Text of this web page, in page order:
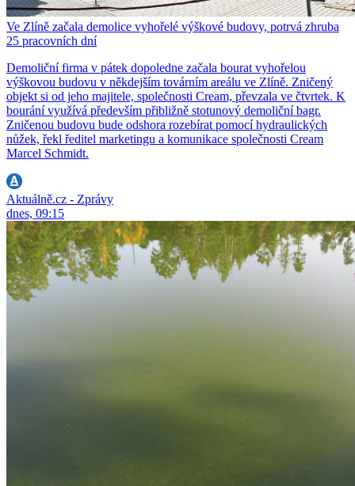
Ve Zlíně začala demolice vyhořelé výškové budovy, potrvá zhruba
25 pracovních dní
Demoliční firma v pátek dopoledne začala bourat vyhořelou
výškovou budovu v někdejším továrním areálu ve Zlíně. Zničený
objekt si od jeho majitele, společnosti Cream, převzala ve čtvrtek. K
bourání využívá především přibližně stotunový demoliční bagr.
Zničenou budovu bude odshora rozebírat pomocí hydraulických
nůžek, řekl ředitel marketingu a komunikace společnosti Cream
Marcel Schmidt.
Aktuálně.cz - Zprávy
dnes, 09:15